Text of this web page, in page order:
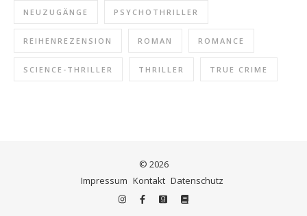
NEUZUGÄNGE PSYCHOTHRILLER
REIHENREZENSION ROMAN ROMANCE
SCIENCE-THRILLER THRILLER TRUE CRIME
© 2026
Impressum Kontakt Datenschutz